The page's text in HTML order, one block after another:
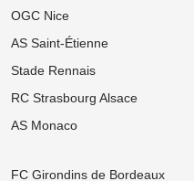
OGC Nice
AS Saint-Étienne
Stade Rennais
RC Strasbourg Alsace
AS Monaco
FC Girondins de Bordeaux